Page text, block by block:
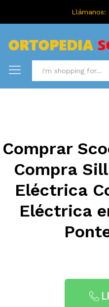
Llámanos:
Comprar
Compra
Eléctrica
Eléctrica